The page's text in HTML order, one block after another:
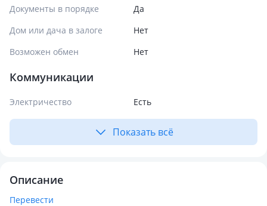
Документы в порядке
Да
Дом или дача в залоге
Нет
Возможен обмен
Нет
Коммуникации
Электричество Есть
Показать всё
Описание
Перевести